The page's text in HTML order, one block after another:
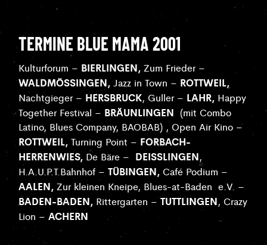
TERMINE BLUE MAMA 2001
Kulturforum – BIERLINGEN, Zum Frieder –
WALDMÖSSINGEN, Jazz in Town – ROTTWEIL,
Nachtgieger – HERSBRUCK, Guller – LAHR, Happy
Together Festival – BRÄUNLINGEN (mit Combo
Latino, Blues Company, BAOBAB) , Open Air Kino –
ROTTWEIL, Turning Point – FORBACH-
HERRENWIES, De Bäre – DEISSLINGEN,
H.A.U.P.T.Bahnhof –TÜBINGEN, Café Podium –
AALEN, Zur kleinen Kneipe, Blues-at-Baden e.V. –
BADEN-BADEN, Rittergarten –TUTTLINGEN, Crazy
Lion –ACHERN